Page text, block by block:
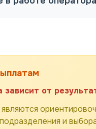
зависит от
и